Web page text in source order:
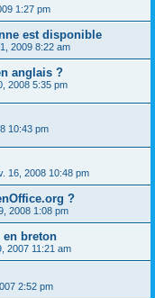
1:27 pm
est disponible
2009 8:22 am
anglais ?
2008 5:35 pm
10:43 pm
16, 2008 10:48 pm
?
2008 1:08 pm
en breton
2007 11:21 am
2:52 pm